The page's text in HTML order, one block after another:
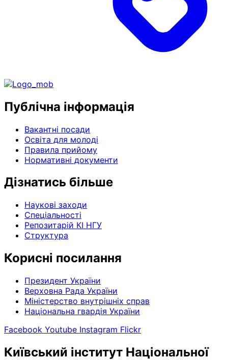
Публічна інформація
Вакантні посади
Освіта для молоді
Правила прийому
Нормативні документи
Дізнатись більше
Наукові заходи
Спеціальності
Репозитарій КІ НГУ
Структура
Корисні посилання
Президент України
Верховна Рада України
Міністерство внутрішніх справ
Національна гвардія України
Facebook Youtube Instagram Flickr
Київський інститут Національної